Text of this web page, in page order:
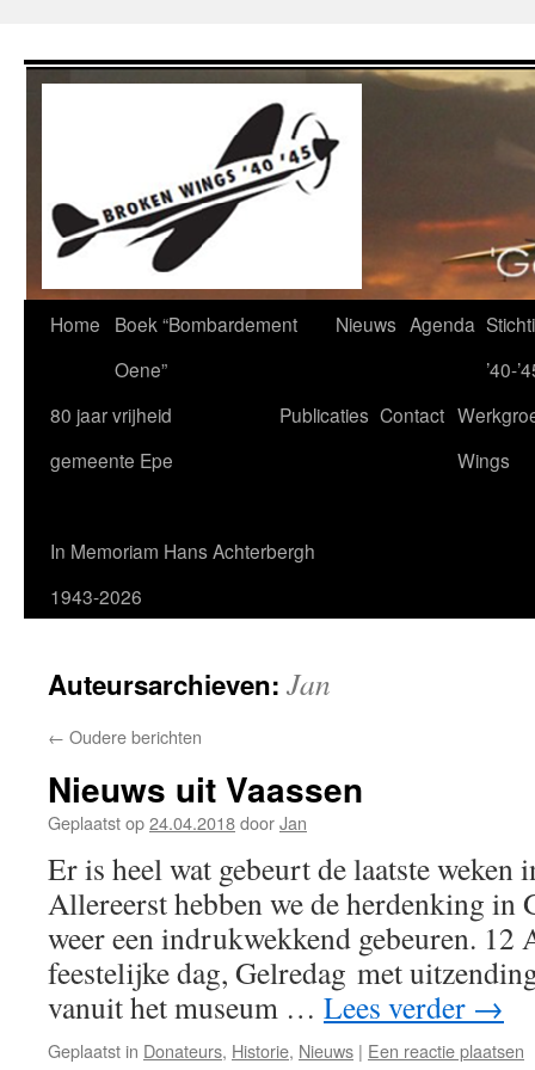
naar
Home
Boek “Bombardement
Oene”
Nieuws Agenda
’40-
80 jaar vrijheid
gemeente Epe
Publicaties Contact
Wings
In Memoriam Hans Achterbergh
1943-2026
Auteursarchieven: Jan
← Oudere berichten
Nieuws uit Vaassen
Geplaatst op24.04.2018doorJan
Er is heel wat gebeurt de laatste weken
Allereerst hebben we de herdenking in
weer een indrukwekkend gebeuren. 12
feestelijke dag, Gelredag met
vanuit het museum … Lees verder →
Geplaatst in Donateurs, Historie, Nieuws | Een reactie plaatsen